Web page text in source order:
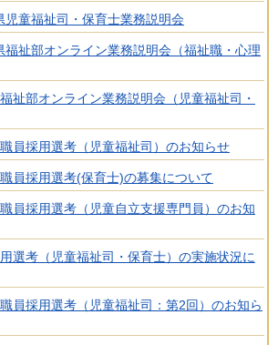
児童福祉司・保育士業務説明会
福祉部オンライン業務説明会（福祉職・心理
祉部オンライン業務説明会（児童福祉司・
員採用選考（児童福祉司）のお知らせ
員採用選考(保育士)の募集について
員採用選考（児童自立支援専門員）のお知
選考（児童福祉司・保育士）の実施状況に
員採用選考（児童福祉司：第2回）のお知ら